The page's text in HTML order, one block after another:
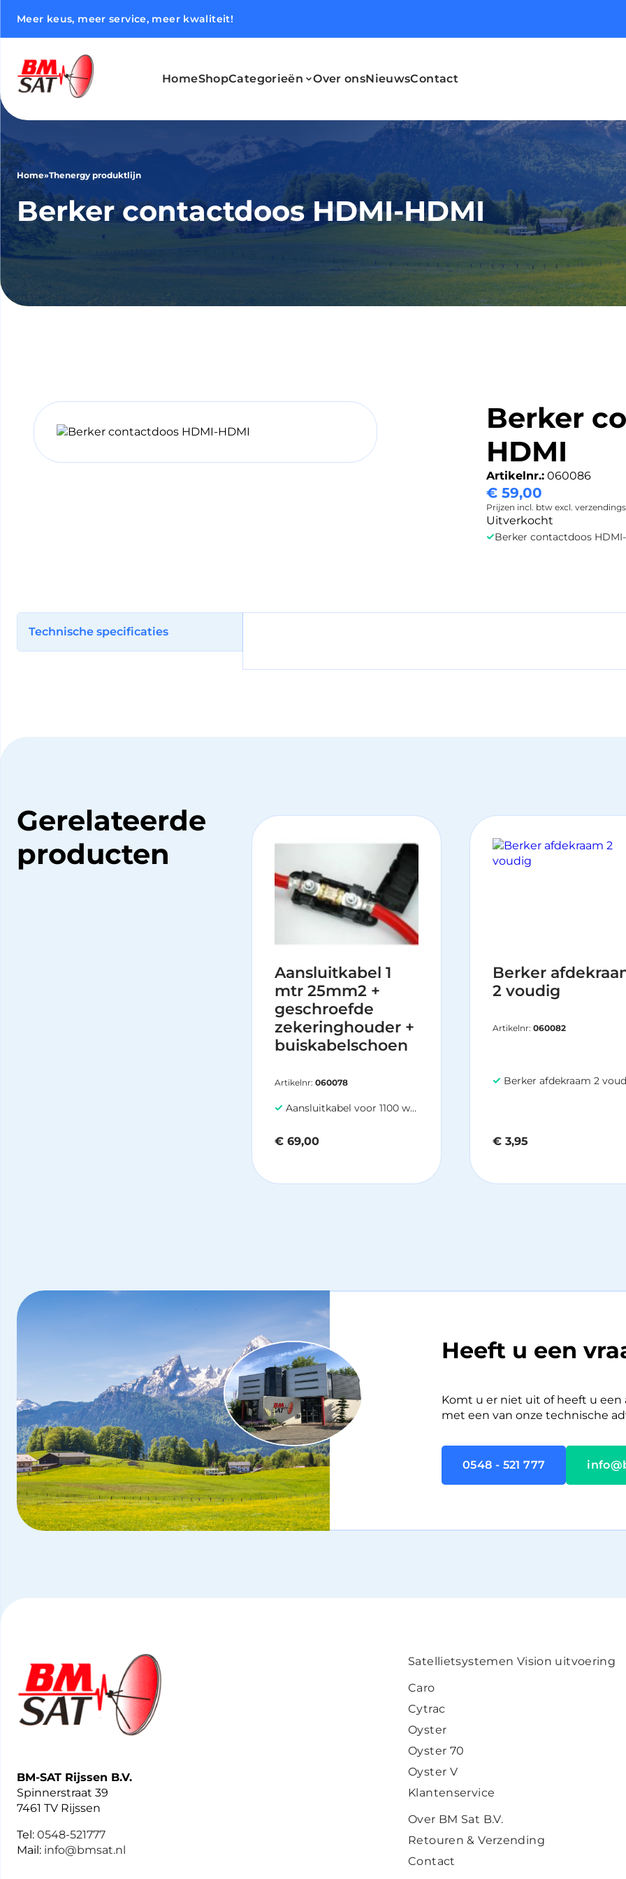
Meer keus, meer service, meer kwaliteit!
HomeShopCategorieën Over onsNieuwsContact
Home»Thenergy produktlijn
Berker contactdoos HDMI-HDMI
Berker
HDMI
Artikelnr.: 060086
€ 59,00
Prijzen incl. btw excl.
Uitverkocht
Berker contactdoos
Technische specificaties
Gerelateerde
producten
Aansluitkabel 1
mtr 25mm2 +
geschroefde
zekeringhouder +
buiskabelschoen
Artikelnr: 060078
Aansluitkabel voor 1100 watt omvormer
€ 69,00
Berker
2 voudig
Artikelnr: 060082
Berker afdekraam 2
€3,95
Heeft u een
Komt u er niet uit of heeft u
met een van onze technische
0548 - 521 777
BM-SAT Rijssen B.V.
Spinnerstraat 39
7461 TV Rijssen
Tel: 0548-521777
Mail: info@bmsat.nl
Satellietsystemen Vision uitvoering
Caro
Cytrac
Oyster
Oyster 70
Oyster V
Klantenservice
Over BM Sat B.V.
Retouren & Verzending
Contact